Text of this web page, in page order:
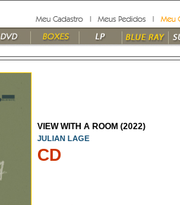
VIEW WITH A ROOM (2022)
JULIAN LAGE
CD